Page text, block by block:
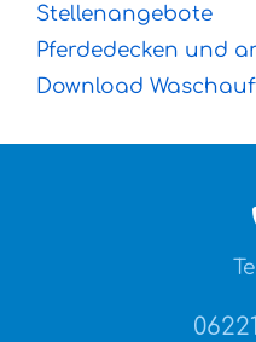
Stellenangebote
Pferdedecken und
Download